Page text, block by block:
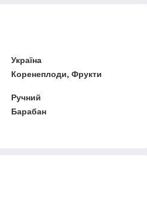
Україна
Коренеплоди, Фрукти
Ручний
Барабан